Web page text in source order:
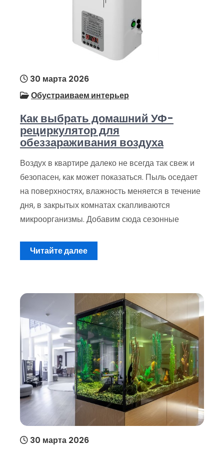
30 марта 2026
Обустраиваем интерьер
Как выбрать домашний УФ-
рециркулятор для
обеззараживания воздуха
Воздух в квартире далеко не всегда так свеж и
безопасен, как может показаться. Пыль оседает
на поверхностях, влажность меняется в течение
дня, в закрытых комнатах скапливаются
микроорганизмы. Добавим сюда сезонные
Читайте далее
30 марта 2026